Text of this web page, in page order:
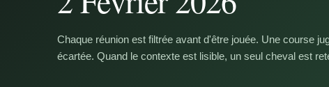
Chaque réunion est filtrée avant d'être jouée. Une course
écartée. Quand le contexte est lisible, un seul cheval est